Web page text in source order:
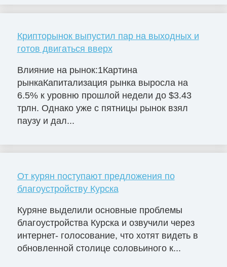
Крипторынок выпустил пар на выходных и
готов двигаться вверх
Влияние на рынок:1Картина
рынкаКапитализация рынка выросла на
6.5% к уровню прошлой недели до $3.43
трлн. Однако уже с пятницы рынок взял
паузу и дал...
От курян поступают предложения по
благоустройству Курска
Куряне выделили основные проблемы
благоустройства Курска и озвучили через
интернет- голосование, что хотят видеть в
обновленной столице соловьиного к...